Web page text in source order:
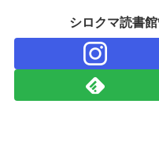
シロクマ読書